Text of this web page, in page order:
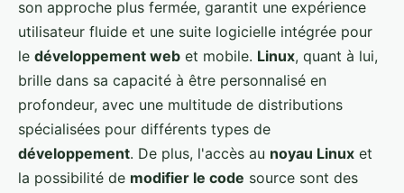
son approche plus fermée, garantit une expérience
utilisateur fluide et une suite logicielle intégrée pour
le développement web et mobile. Linux, quant à lui,
brille dans sa capacité à être personnalisé en
profondeur, avec une multitude de distributions
spécialisées pour différents types de
développement. De plus, l'accès au noyau Linux et
la possibilité de modifier le code source sont des